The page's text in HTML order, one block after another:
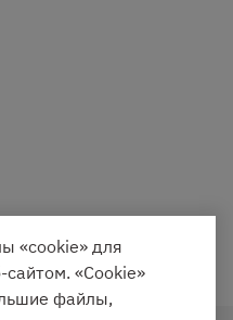
«cookie» для
«Cookie»
файлы,